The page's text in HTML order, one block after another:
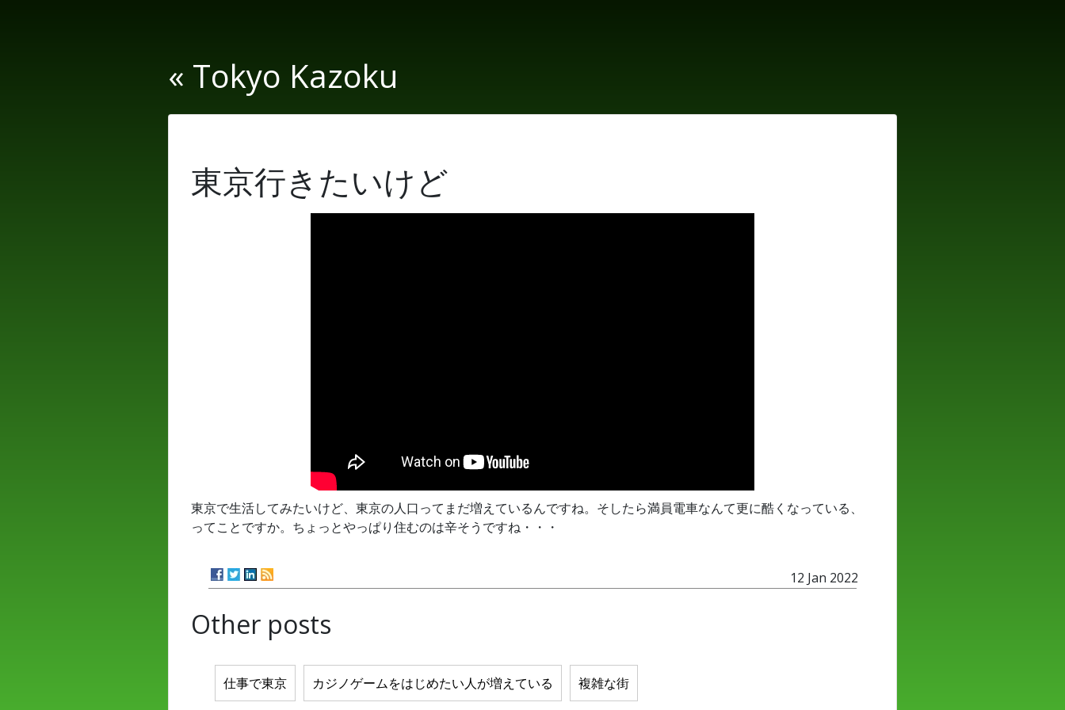
« Tokyo Kazoku
東京行きたいけど
東京で生活してみたいけど、東京の人口ってまだ増えているんですね。そしたら満員電車なんて更に酷くなっている、
ってことですか。ちょっとやっぱり住むのは辛そうですね・・・
12 Jan 2022
Other posts
仕事で東京 カジノゲームをはじめたい人が増えている 複雑な街